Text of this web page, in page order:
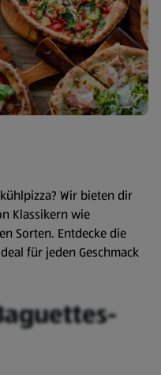
Wir bieten dir
Klassikern wie
Sorten. Entdecke die
für jeden Geschmack